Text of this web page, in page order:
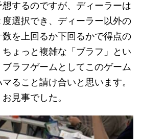
するのですが、ディーラーは
選択でき、ディーラー以外の
を上回るか下回るかで得点の
ょっと複雑な「ブラフ」とい
ラフゲームとしてこのゲーム
ること請け合いと思います。
見事でした。